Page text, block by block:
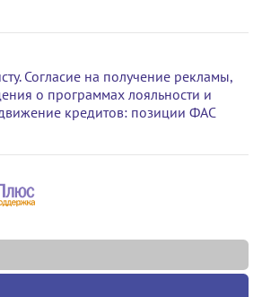
Согласие на получение рекламы,
о программах лояльности и
кредитов: позиции ФАС